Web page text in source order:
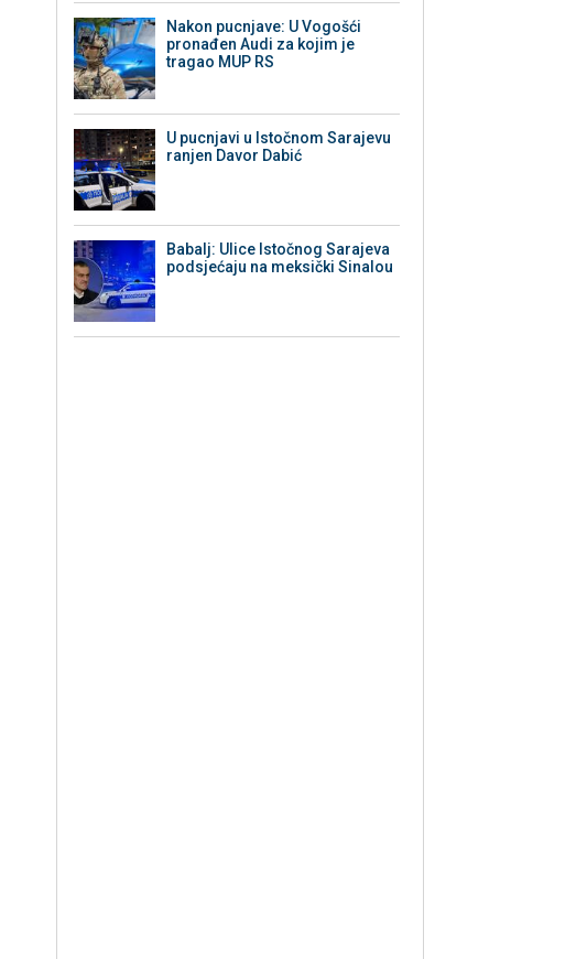
Nakon pucnjave: U Vogošći
pronađen Audi za kojim je
tragao MUP RS
U pucnjavi u Istočnom Sarajevu
ranjen Davor Dabić
Babalj: Ulice Istočnog Sarajeva
podsjećaju na meksički Sinalou